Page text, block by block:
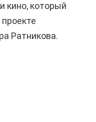
кино, который
Ратникова.